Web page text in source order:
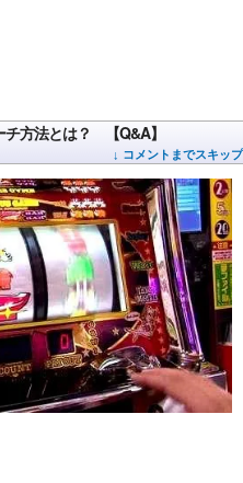
チ方法とは？ 【Q&A】
↓ コメントまでスキップ